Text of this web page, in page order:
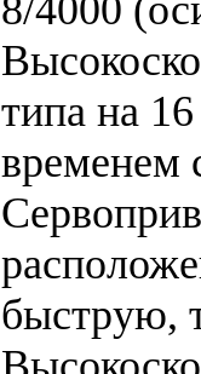
8/4000
типа на
временем
быструю,